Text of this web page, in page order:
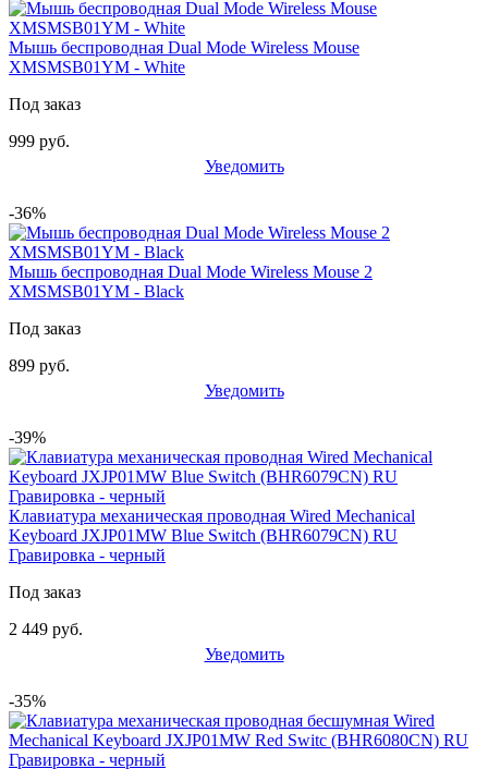
Мышь беспроводная Dual Mode Wireless Mouse
XMSMSB01YM - White
Под заказ
999 руб.
Уведомить
-36%
Мышь беспроводная Dual Mode Wireless Mouse 2
XMSMSB01YM - Black
Под заказ
899 руб.
Уведомить
-39%
Клавиатура механическая проводная Wired Mechanical
Keyboard JXJP01MW Blue Switch (BHR6079CN) RU
Гравировка - черный
Под заказ
2 449 руб.
Уведомить
-35%